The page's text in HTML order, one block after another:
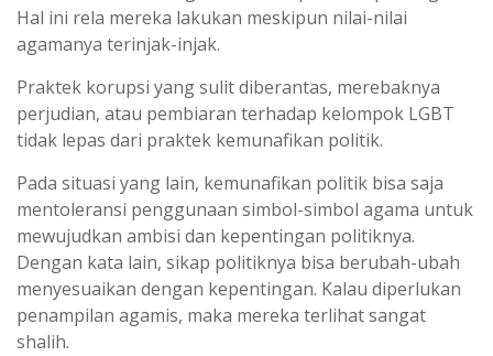
Hal ini rela mereka lakukan meskipun nilai-nilai
agamanya terinjak-injak.
Praktek korupsi yang sulit diberantas, merebaknya
perjudian, atau pembiaran terhadap kelompok LGBT
tidak lepas dari praktek kemunafikan politik.
Pada situasi yang lain, kemunafikan politik bisa saja
mentoleransi penggunaan simbol-simbol agama untuk
mewujudkan ambisi dan kepentingan politiknya.
Dengan kata lain, sikap politiknya bisa berubah-ubah
menyesuaikan dengan kepentingan. Kalau diperlukan
penampilan agamis, maka mereka terlihat sangat
shalih.